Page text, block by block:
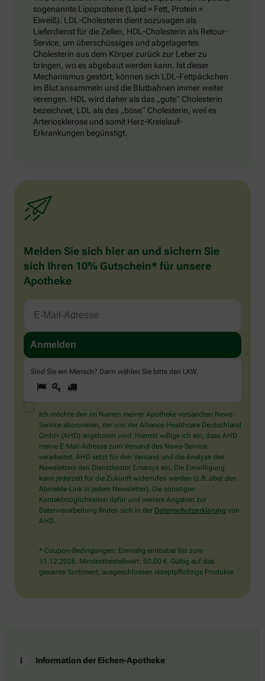
sogenannte Lipoproteine (Lipid = Fett, Protein =
Eiweiß). LDL-Cholesterin dient sozusagen als
Lieferdienst für die Zellen, HDL-Cholesterin als Retour-
Service, um überschüssiges und abgelagertes
Cholesterin aus dem Körper zurück zur Leber zu
bringen, wo es abgebaut werden kann. Ist dieser
Mechanismus gestört, können sich LDL-Fettpäckchen
im Blut ansammeln und die Blutbahnen immer weiter
verengen. HDL wird daher als das „gute“ Cholesterin
bezeichnet, LDL als das „böse“ Cholesterin, weil es
Arteriosklerose und somit Herz-Kreislauf-
Erkrankungen begünstigt.
Melden Sie sich hier an und sichern Sie
sich Ihren 10% Gutschein* für unsere
Apotheke
Sind Sie ein Mensch? Dann wählen Sie bitte den LKW.
Sind
Sie
ein
Mensch?
Dann
wählen
Sie
bitte
den
LKW.
1 2
Ich möchte den im Namen meiner Apotheke versandten News-
Service abonnieren, der von der Alliance Healthcare Deutschland
GmbH (AHD) angeboten wird. Hiermit willige ich ein, dass AHD
meine E-Mail-Adresse zum Versand des News-Service
verarbeitet. AHD setzt für den Versand und die Analyse des
Newsletters den Dienstleister Emarsys ein. Die Einwilligung
kann jederzeit für die Zukunft widerrufen werden (z.B. über den
Abmelde-Link in jedem Newsletter). Die sonstigen
Kontaktmöglichkeiten dafür und weitere Angaben zur
Datenverarbeitung finden sich in der Datenschutzerklärung von
AHD.
* Coupon-Bedingungen: Einmalig einlösbar bis zum
31.12.2026. Mindestbestellwert: 50,00 €. Gültig auf das
gesamte Sortiment, ausgeschlossen rezeptpflichtige Produkte.
Information der Eichen-Apotheke